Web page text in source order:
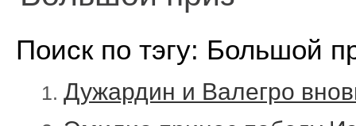
Поиск по тэгу: Большой
Дужардин и Валегро